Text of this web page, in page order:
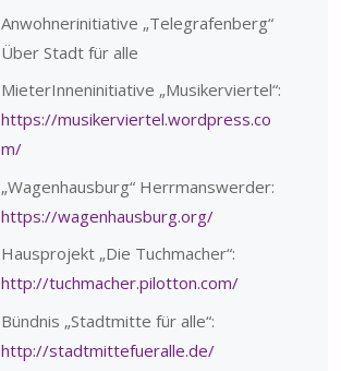
Anwohnerinitiative „Telegrafenberg“
Über Stadt für alle
MieterInneninitiative „Musikerviertel“:
https://musikerviertel.wordpress.co
m/
„Wagenhausburg“ Herrmanswerder:
https://wagenhausburg.org/
Hausprojekt „Die Tuchmacher“:
http://tuchmacher.pilotton.com/
Bündnis „Stadtmitte für alle“:
http://stadtmittefueralle.de/